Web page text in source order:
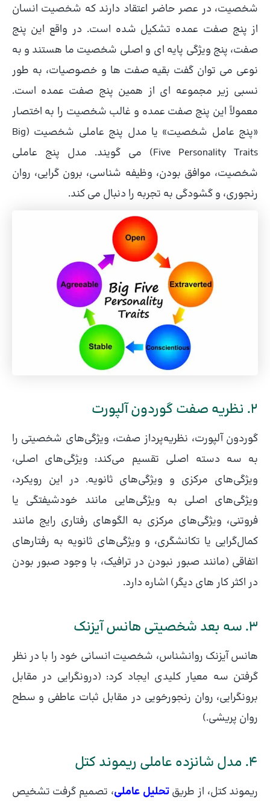
شخصیت، در عصر حاضر اعتقاد دارند که شخصیت انسان
از پنج صفت عمده تشکیل شده است. در واقع این پنج
صفت، پنج ویژگی پایه ای و اصلی شخصیت ما هستند و به
نوعی می توان گفت بقیه صفت ها و خصوصیات، به طور
نسبی زیر مجموعه ای از همین پنج صفت عمده است.
معمولاً این پنج صفت عمده و غالب شخصیت را به اختصار
«پنج عامل شخصیت» یا مدل پنج عاملی شخصیت (Big
Five Personality Traits) می گویند. مدل پنج عاملی
شخصیت، موافق بودن، وظیفه شناسی، برون گرایی، روان
رنجوری، و گشودگی به تجربه را دنبال می کند.
2. نظریه صفت گوردون آلپورت
گوردون آلپورت، نظریه‌پرداز صفت، ویژگی‌های شخصیتی را
به سه دسته اصلی تقسیم می‌کند: ویژگی‌های اصلی،
ویژگی‌های مرکزی و ویژگی‌های ثانویه. در این رویکرد،
ویژگی‌های اصلی به ویژگی‌هایی مانند خودشیفتگی یا
فروتنی، ویژگی‌های مرکزی به الگوهای رفتاری رایج مانند
کمال‌گرایی یا تکانشگری، و ویژگی‌های ثانویه به رفتارهای
اتفاقی (مانند صبور نبودن در ترافیک، با وجود صبور بودن
در اکثر کار های دیگر) اشاره دارد.
3. سه بعد شخصیتی هانس آیزنک
هانس آیزنک روانشناس، شخصیت انسانی خود را با در نظر
گرفتن سه معیار کلیدی ایجاد کرد: (درونگرایی در مقابل
برونگرایی، روان رنجورخویی در مقابل ثبات عاطفی و سطح
روان پریشی.)
4. مدل شانزده عاملی ریموند کتل
ریموند کتل، از طریقتحلیل عاملی، تصمیم گرفت تشخیص